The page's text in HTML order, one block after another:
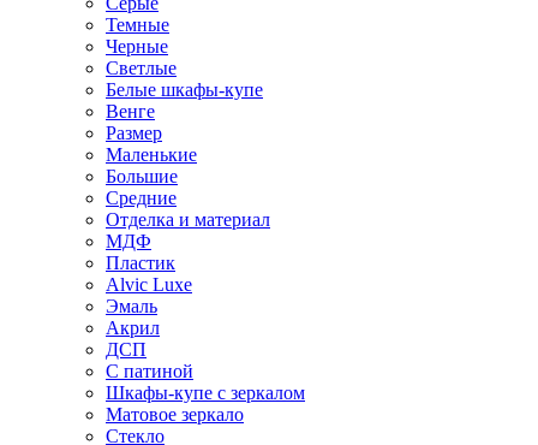
Темные
Черные
Светлые
Белые шкафы-купе
Венге
Размер
Маленькие
Большие
Средние
Отделка и материал
МДФ
Пластик
Alvic Luxe
Эмаль
Акрил
ДСП
С патиной
Шкафы-купе с зеркалом
Матовое зеркало
Стекло